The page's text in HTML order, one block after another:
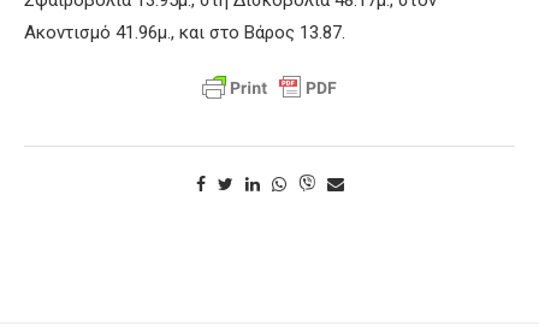
Ακοντισμό 41.96μ., και στο Βάρος 13.87.